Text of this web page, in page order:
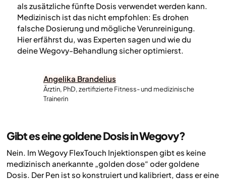
als zusätzliche fünfte Dosis verwendet werden kann.
Medizinisch ist das nicht empfohlen: Es drohen
falsche Dosierung und mögliche Verunreinigung.
Hier erfährst du, was Experten sagen und wie du
deine Wegovy-Behandlung sicher optimierst.
Angelika Brandelius
Ärztin, PhD, zertifizierte Fitness- und medizinische
Trainerin
Gibt es eine goldene Dosis in Wegovy?
Nein. Im Wegovy FlexTouch Injektionspen gibt es keine
medizinisch anerkannte „golden dose“ oder goldene
Dosis. Der Pen ist so konstruiert und kalibriert, dass er eine